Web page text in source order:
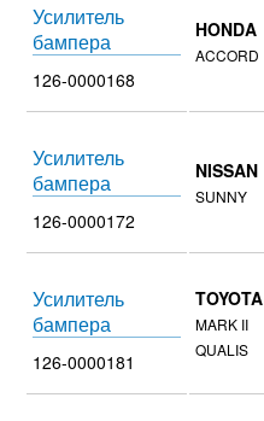
Усилитель
бампера
126-0000168
HONDA
ACCORD
Усилитель
бампера
126-0000172
NISSAN
SUNNY
Усилитель
бампера
126-0000181
TOYOTA
MARK II
QUALIS